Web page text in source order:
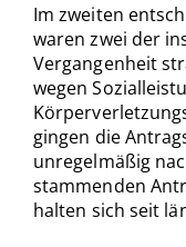
Im zweiten
waren zwei der
Vergangenheit
wegen
gingen die
unregelmäßig
stammenden
halten sich seit